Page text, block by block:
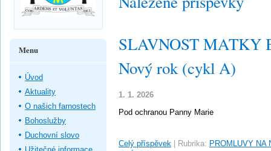
SLAVNOST MATKY
Nový rok (cykl A)
1. 1. 2026
Pod ochranou Panny Marie
Celý příspěvek Rubrika: PROMLUVY NA
Menu
Úvod
Aktuality
O našich farnostech
Bohoslužby
Duchovní slovo